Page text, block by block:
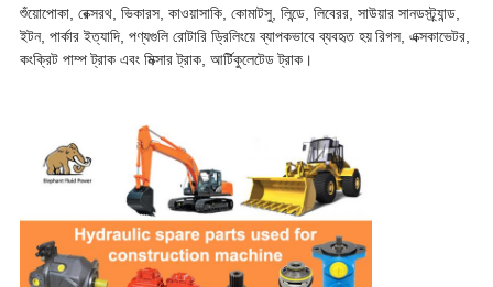
শুঁয়োপোকা, রেক্সরথ, ভিকারস, কাওয়াসাকি, কোমাটসু, লিন্ডে, লিবেরর, সাউয়ার সানডস্ট্র্যান্ড,
ইটন, পার্কার ইত্যাদি, পণ্যগুলি রোটারি ড্রিলিংয়ে ব্যাপকভাবে ব্যবহৃত হয়রিগস, এক্সকাভেটর,
কংক্রিট পাম্প ট্রাক এবং মিক্সার ট্রাক, আর্টিকুলেটেড ট্রাক।